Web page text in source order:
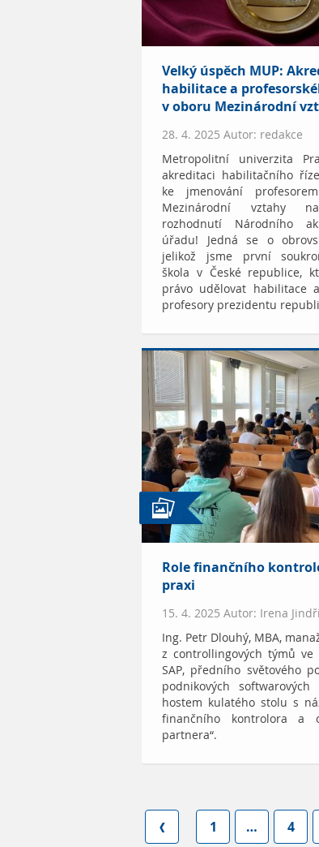
Velký úspěch MUP:
habilitace a
v oboru Mezinárodní
28. 4. 2025 Autor: redakce
Metropolitní univerzita
akreditaci habilitačního
ke jmenování
Mezinárodní vztahy
rozhodnutí Národního
úřadu! Jedná se o
jelikož jsme první
škola v České republice,
právo udělovat habilitace
profesory prezidentu
Role finančního
praxi
15. 4. 2025 Autor: Irena
Ing. Petr Dlouhý, MBA,
z controllingových týmů ve
SAP, předního světového
podnikových
hostem kulatého stolu s
finančního kontrolora a
partnera“.
1 … 4